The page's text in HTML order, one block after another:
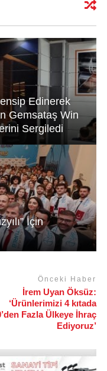
Edinerek
Gemsataş Win
Sergiledi
İçin
Önceki Haber
İrem Uyan Öksüz:
‘Ürünlerimizi 4 kıtada
Fazla Ülkeye İhraç
Ediyoruz’